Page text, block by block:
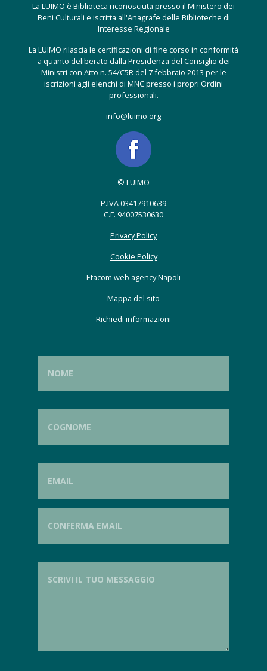
La LUIMO è Biblioteca riconosciuta presso il Ministero dei
Beni Culturali e iscritta all'Anagrafe delle Biblioteche di
Interesse Regionale
La LUIMO rilascia le certificazioni di fine corso in conformità
a quanto deliberato dalla Presidenza del Consiglio dei
Ministri con Atto n. 54/C5R del 7 febbraio 2013 per le
iscrizioni agli elenchi di MNC presso i propri Ordini
professionali.
info@luimo.org
© LUIMO
P.IVA 03417910639
C.F. 94007530630
Privacy Policy
Cookie Policy
Etacom web agency Napoli
Mappa del sito
Richiedi informazioni